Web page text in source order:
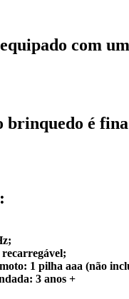
com
é
1 pilha aaa (não
3 anos +